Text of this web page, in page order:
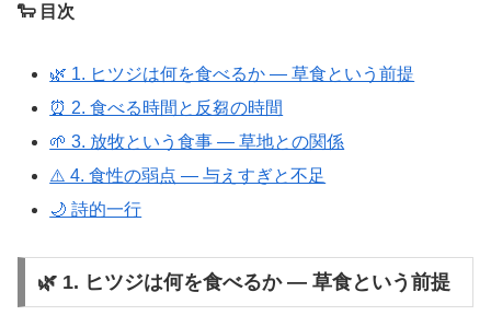
🐑 目次
🌿 1. ヒツジは何を食べるか ― 草食という前提
⏰ 2. 食べる時間と反芻の時間
🌱 3. 放牧という食事 ― 草地との関係
⚠️ 4. 食性の弱点 ― 与えすぎと不足
🌙 詩的一行
🌿 1. ヒツジは何を食べるか ― 草食という前提